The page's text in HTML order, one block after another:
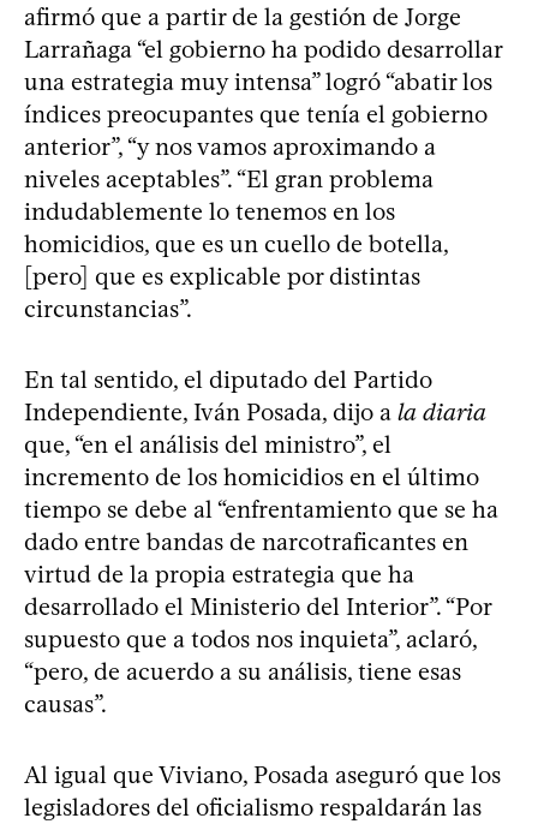
afirmó que a partir de la gestión de Jorge
Larrañaga “el gobierno ha podido desarrollar
una estrategia muy intensa” logró “abatir los
índices preocupantes que tenía el gobierno
anterior”, “y nos vamos aproximando a
niveles aceptables”. “El gran problema
indudablemente lo tenemos en los
homicidios, que es un cuello de botella,
[pero] que es explicable por distintas
circunstancias”.
En tal sentido, el diputado del Partido
Independiente, Iván Posada, dijo a la diaria
que, “en el análisis del ministro”, el
incremento de los homicidios en el último
tiempo se debe al “enfrentamiento que se ha
dado entre bandas de narcotraficantes en
virtud de la propia estrategia que ha
desarrollado el Ministerio del Interior”. “Por
supuesto que a todos nos inquieta”, aclaró,
“pero, de acuerdo a su análisis, tiene esas
causas”.
Al igual que Viviano, Posada aseguró que los
legisladores del oficialismo respaldarán las